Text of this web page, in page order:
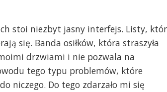
stoi niezbyt jasny interfejs. Listy,
się. Banda osiłków, która straszyła
drzwiami i nie pozwala na
tego typu problemów, które
niczego. Do tego zdarzało mi się